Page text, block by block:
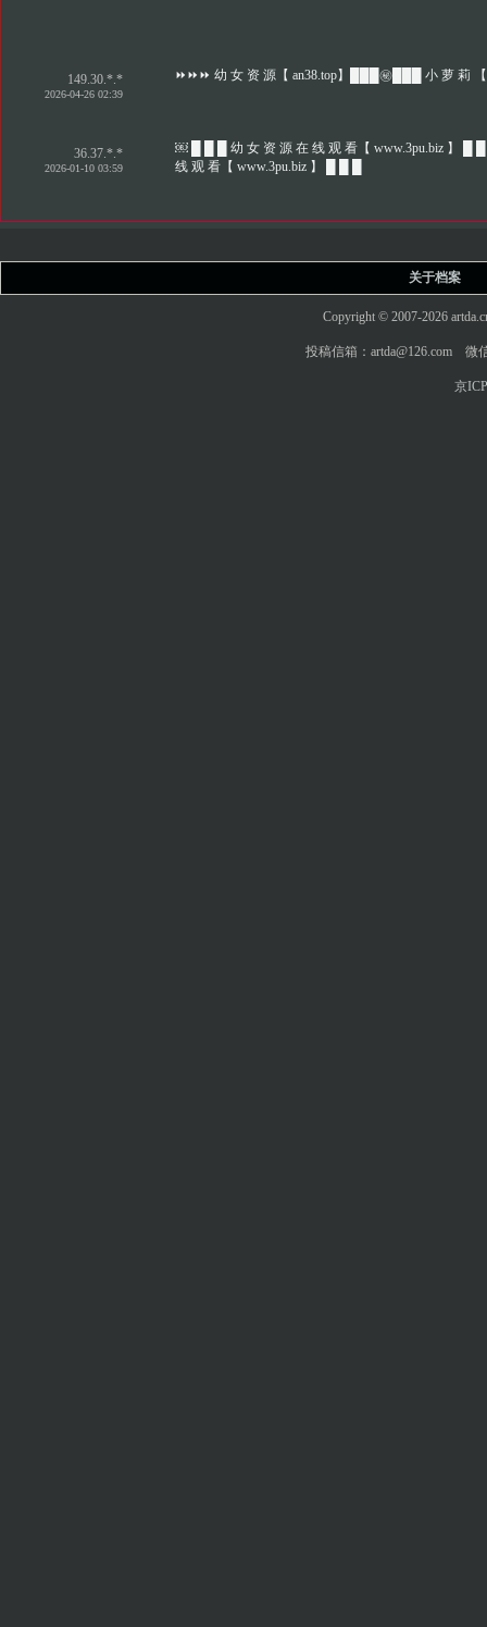
149.30.*.*
2026-04-26 02:39
⏩⏩⏩ 幼 女 资 源【 an38.top】███㊙️███ 小 萝 莉 【
36.37.*.*
2026-01-10 03:59
￼ █ █ █ 幼 女 资 源 在 线 观 看【 www.3pu.biz 】 █
线 观 看【 www.3pu.biz 】 █ █ █
关于档案
Copyright © 2007-2026
投稿信箱：artda@126.com 微
京